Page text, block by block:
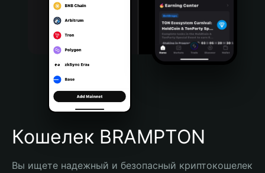
Português (Portugal)
Bahasa Indonesia
Português (Brasil)
Español (Argentina)
Кошелек BRAMPTON
Вы ищете надежный и безопасный криптокошелек